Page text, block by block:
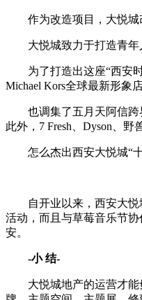
作为改造项目，大悦城改
大悦城致力于打造青年人
为了打造出这座“西安时
Michael Kors全球最新形象
也调集了五月天阿信跨界
此外，7 Fresh、Dyson、
怎么杰出西安大悦城“十
自开业以来，西安大悦城
活动，而且与草莓音乐节
安。
-小 结-
大悦城地产的运营才能毋